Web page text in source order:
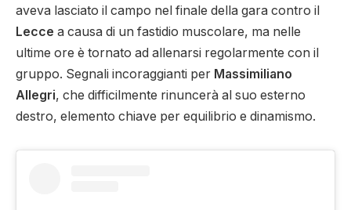
aveva lasciato il campo nel finale della gara contro il
Lecce a causa di un fastidio muscolare, ma nelle
ultime ore è tornato ad allenarsi regolarmente con il
gruppo. Segnali incoraggianti per Massimiliano
Allegri, che difficilmente rinuncerà al suo esterno
destro, elemento chiave per equilibrio e dinamismo.